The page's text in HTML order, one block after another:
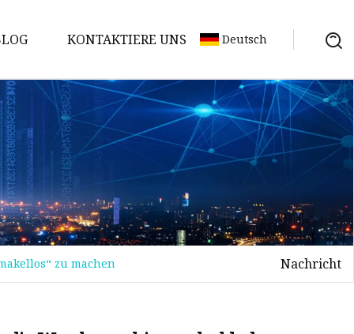
KONTAKTIERE UNS Deutsch
zu machen Nachricht